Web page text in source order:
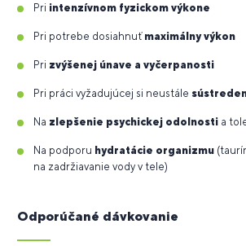
Pri intenzívnom fyzickom výkone
Pri potrebe dosiahnuť maximálny výkon
Pri zvýšenej únave a vyčerpanosti
Pri práci vyžadujúcej si neustále
Na zlepšenie psychickej odolnosti a
Na podporu hydratácie organizmu
na zadržiavanie vody v tele)
Odporúčané dávkovanie